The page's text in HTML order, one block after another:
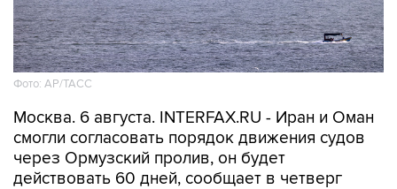
Фото: AP/ТАСС
Москва. 6 августа. INTERFAX.RU - Иран и Оман
смогли согласовать порядок движения судов
через Ормузский пролив, он будет
действовать 60 дней, сообщает в четверг